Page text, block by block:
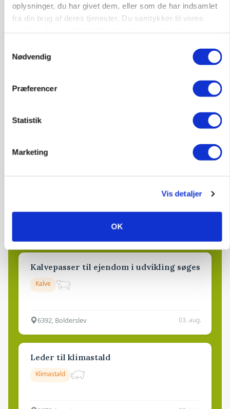
oplysninger, du har givet dem, eller som de har indsamlet
fra din brug af deres tjenester. Du samtykker til vores
Nødvendig
Præferencer
Statistik
Marketing
Vis detaljer
OK
dræn/entreprenørarbejde.
Anlæg Kloak
06. aug.
Lastbilchauffør søges til Henrik Haves
Medarbejdere til griseproduktion
Kalvepasser til ejendom i udvikling søges
Kalve
6392, Bolderslev 03. aug.
Leder til klimastald
Klimastald